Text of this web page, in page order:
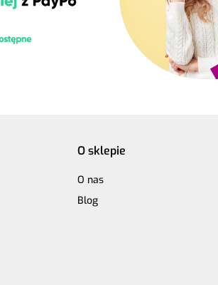
O sklepie
O nas
Blog